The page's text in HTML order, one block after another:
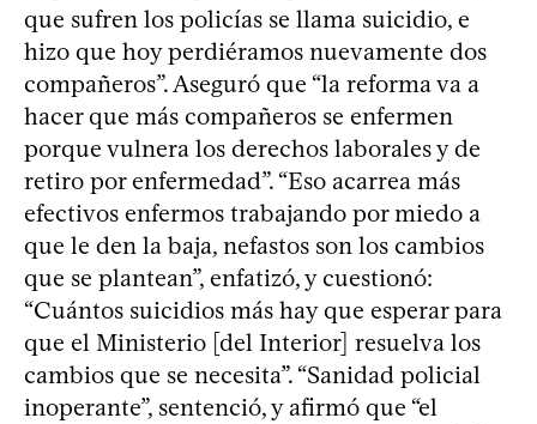
que sufren los policías se llama suicidio, e
hizo que hoy perdiéramos nuevamente dos
compañeros”. Aseguró que “la reforma va a
hacer que más compañeros se enfermen
porque vulnera los derechos laborales y de
retiro por enfermedad”. “Eso acarrea más
efectivos enfermos trabajando por miedo a
que le den la baja, nefastos son los cambios
que se plantean”, enfatizó, y cuestionó:
“Cuántos suicidios más hay que esperar para
que el Ministerio [del Interior] resuelva los
cambios que se necesita”. “Sanidad policial
inoperante”, ​sentenció, y afirmó que “el